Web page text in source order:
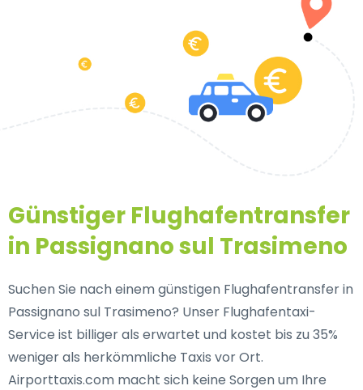
Günstiger Flughafentransfer
in Passignano sul Trasimeno
Suchen Sie nach einem günstigen Flughafentransfer in
Passignano sul Trasimeno? Unser Flughafentaxi-
Service ist billiger als erwartet und kostet bis zu 35%
weniger als herkömmliche Taxis vor Ort.
Airporttaxis.com macht sich keine Sorgen um Ihre